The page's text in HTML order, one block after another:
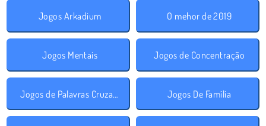
Jogos Arkadium O mehor de 2019
Jogos Mentais Jogos de Concentração
Jogos de Palavras Cruzadas Jogos De Família